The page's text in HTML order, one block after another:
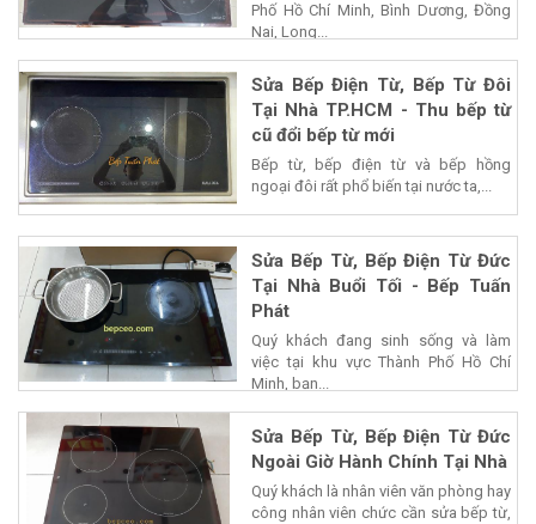
Phố Hồ Chí Minh, Bình Dương, Đồng
Nai, Long...
Sửa Bếp Điện Từ, Bếp Từ Đôi
Tại Nhà TP.HCM - Thu bếp từ
cũ đổi bếp từ mới
Bếp từ, bếp điện từ và bếp hồng
ngoại đôi rất phổ biến tại nước ta,...
Sửa Bếp Từ, Bếp Điện Từ Đức
Tại Nhà Buổi Tối - Bếp Tuấn
Phát
Quý khách đang sinh sống và làm
việc tại khu vực Thành Phố Hồ Chí
Minh, bạn...
Sửa Bếp Từ, Bếp Điện Từ Đức
Ngoài Giờ Hành Chính Tại Nhà
Quý khách là nhân viên văn phòng hay
công nhân viên chức cần sửa bếp từ,